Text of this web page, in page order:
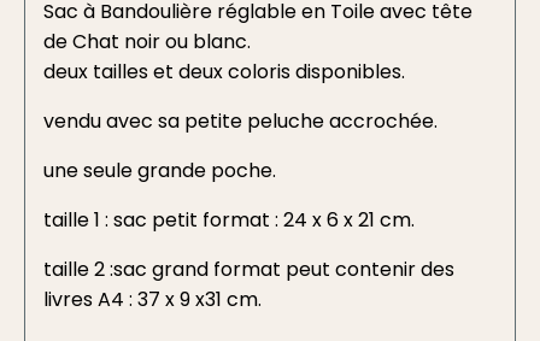
Sac à Bandoulière réglable en Toile avec tête
de Chat noir ou blanc.
deux tailles et deux coloris disponibles.
vendu avec sa petite peluche accrochée.
une seule grande poche.
taille 1 : sac petit format : 24 x 6 x 21 cm.
taille 2 :sac grand format peut contenir des
livres A4 : 37 x 9 x31 cm.